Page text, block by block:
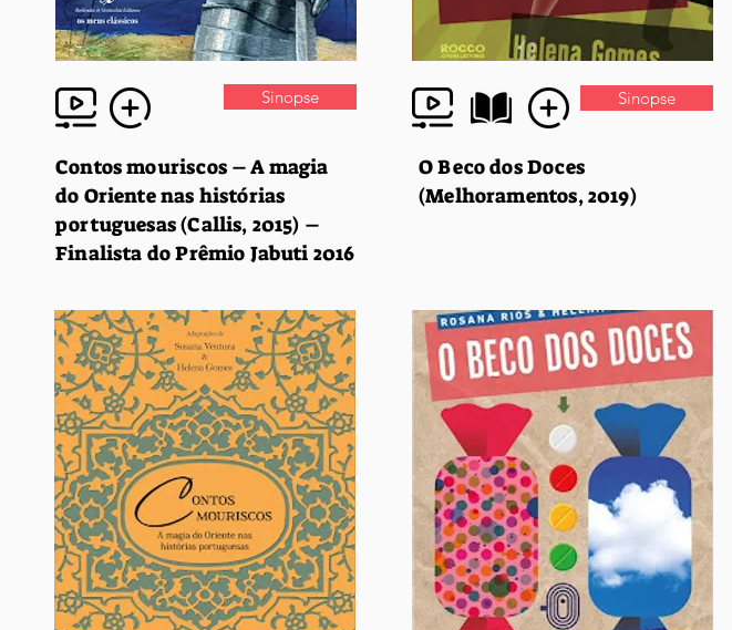
Sinopse
Contos mouriscos – A magia
do Oriente nas histórias
portuguesas (Callis, 2015) –
Finalista do Prêmio Jabuti 2016
Sinopse
O Beco dos Doces
(Melhoramentos, 2019)